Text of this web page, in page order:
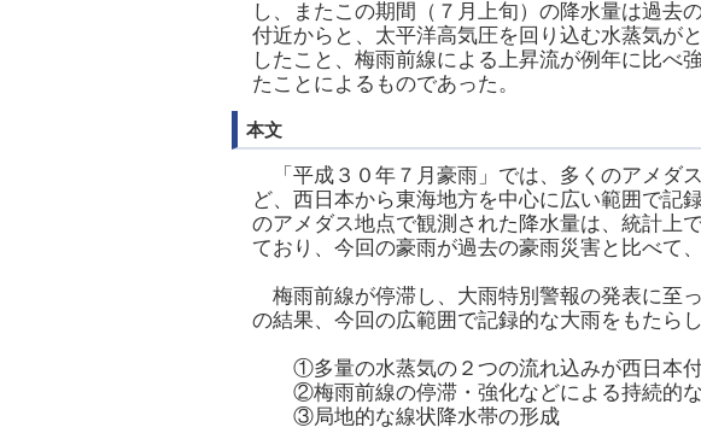
し、またこの期間（７月上旬）の降水量は過去
付近からと、太平洋高気圧を回り込む水蒸気が
したこと、梅雨前線による上昇流が例年に比べ
たことによるものであった。
本文
「平成３０年７月豪雨」では、多くのアメダ
ど、西日本から東海地方を中心に広い範囲で記
のアメダス地点で観測された降水量は、統計上
ており、今回の豪雨が過去の豪雨災害と比べて
梅雨前線が停滞し、大雨特別警報の発表に至
の結果、今回の広範囲で記録的な大雨をもたら
①多量の水蒸気の２つの流れ込みが西日本付
②梅雨前線の停滞・強化などによる持続的な
③局地的な線状降水帯の形成